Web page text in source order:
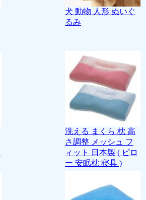
犬 動物 人形 ぬいぐ
るみ
洗える まくら 枕 高
さ調整 メッシュ フ
ィット 日本製 ( ピロ
ー 安眠枕 寝具 )